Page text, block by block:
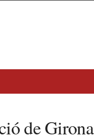
de Girona